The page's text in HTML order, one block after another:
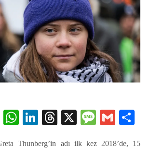
Email WhatsAppLinkedInThreads
X Message
Gmail
Thunberg’in adı ilk kez 2018’de, 15